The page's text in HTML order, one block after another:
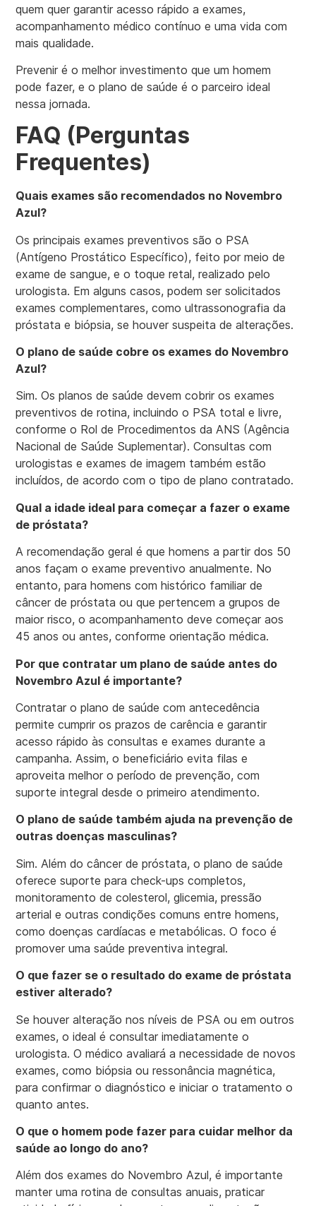
quem quer garantir acesso rápido a exames,
acompanhamento médico contínuo e uma vida com
mais qualidade.
Prevenir é o melhor investimento que um homem
pode fazer, e o plano de saúde é o parceiro ideal
nessa jornada.
FAQ (Perguntas
Frequentes)
Quais exames são recomendados no Novembro
Azul?
Os principais exames preventivos são o PSA
(Antígeno Prostático Específico), feito por meio de
exame de sangue, e o toque retal, realizado pelo
urologista. Em alguns casos, podem ser solicitados
exames complementares, como ultrassonografia da
próstata e biópsia, se houver suspeita de alterações.
O plano de saúde cobre os exames do Novembro
Azul?
Sim. Os planos de saúde devem cobrir os exames
preventivos de rotina, incluindo o PSA total e livre,
conforme o Rol de Procedimentos da ANS (Agência
Nacional de Saúde Suplementar). Consultas com
urologistas e exames de imagem também estão
incluídos, de acordo com o tipo de plano contratado.
Qual a idade ideal para começar a fazer o exame
de próstata?
A recomendação geral é que homens a partir dos 50
anos façam o exame preventivo anualmente. No
entanto, para homens com histórico familiar de
câncer de próstata ou que pertencem a grupos de
maior risco, o acompanhamento deve começar aos
45 anos ou antes, conforme orientação médica.
Por que contratar um plano de saúde antes do
Novembro Azul é importante?
Contratar o plano de saúde com antecedência
permite cumprir os prazos de carência e garantir
acesso rápido às consultas e exames durante a
campanha. Assim, o beneficiário evita filas e
aproveita melhor o período de prevenção, com
suporte integral desde o primeiro atendimento.
O plano de saúde também ajuda na prevenção de
outras doenças masculinas?
Sim. Além do câncer de próstata, o plano de saúde
oferece suporte para check-ups completos,
monitoramento de colesterol, glicemia, pressão
arterial e outras condições comuns entre homens,
como doenças cardíacas e metabólicas. O foco é
promover uma saúde preventiva integral.
O que fazer se o resultado do exame de próstata
estiver alterado?
Se houver alteração nos níveis de PSA ou em outros
exames, o ideal é consultar imediatamente o
urologista. O médico avaliará a necessidade de novos
exames, como biópsia ou ressonância magnética,
para confirmar o diagnóstico e iniciar o tratamento o
quanto antes.
O que o homem pode fazer para cuidar melhor da
saúde ao longo do ano?
Além dos exames do Novembro Azul, é importante
manter uma rotina de consultas anuais, praticar